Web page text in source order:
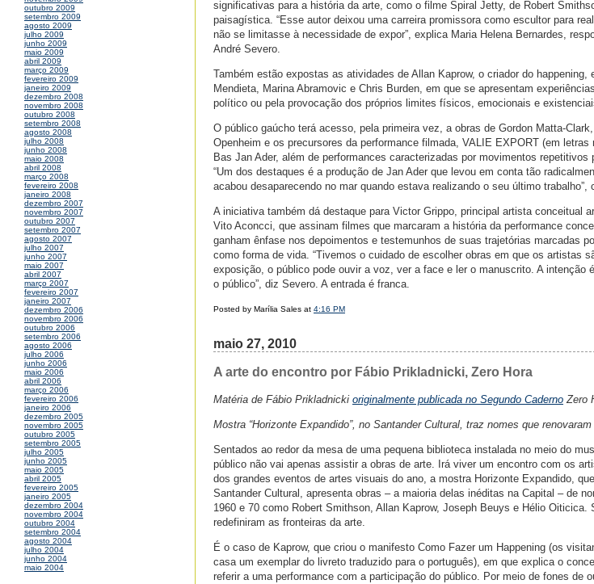
outubro 2009
setembro 2009
agosto 2009
julho 2009
junho 2009
maio 2009
abril 2009
março 2009
fevereiro 2009
janeiro 2009
dezembro 2008
novembro 2008
outubro 2008
setembro 2008
agosto 2008
julho 2008
junho 2008
maio 2008
abril 2008
março 2008
fevereiro 2008
janeiro 2008
dezembro 2007
novembro 2007
outubro 2007
setembro 2007
agosto 2007
julho 2007
junho 2007
maio 2007
abril 2007
março 2007
fevereiro 2007
janeiro 2007
dezembro 2006
novembro 2006
outubro 2006
setembro 2006
agosto 2006
julho 2006
junho 2006
maio 2006
abril 2006
março 2006
fevereiro 2006
janeiro 2006
dezembro 2005
novembro 2005
outubro 2005
setembro 2005
julho 2005
junho 2005
maio 2005
abril 2005
fevereiro 2005
janeiro 2005
dezembro 2004
novembro 2004
outubro 2004
setembro 2004
agosto 2004
julho 2004
junho 2004
maio 2004
significativas para a história da arte, como o filme Spiral Jetty, de Robert
paisagística. “Esse autor deixou uma carreira promissora como escultor para
não se limitasse à necessidade de expor”, explica Maria Helena Bernardes,
André Severo.
Também estão expostas as atividades de Allan Kaprow, o criador do
Mendieta, Marina Abramovic e Chris Burden, em que se apresentam
político ou pela provocação dos próprios limites físicos, emocionais e
O público gaúcho terá acesso, pela primeira vez, a obras de Gordon Matta-
Openheim e os precursores da performance filmada, VALIE EXPORT (em
Bas Jan Ader, além de performances caracterizadas por movimentos repetitivos
“Um dos destaques é a produção de Jan Ader que levou em conta tão
acabou desaparecendo no mar quando estava realizando o seu último trabalho”,
A iniciativa também dá destaque para Victor Grippo, principal artista conceitual
Vito Aconcci, que assinam filmes que marcaram a história da performance
ganham ênfase nos depoimentos e testemunhos de suas trajetórias marcadas
como forma de vida. “Tivemos o cuidado de escolher obras em que os artistas
exposição, o público pode ouvir a voz, ver a face e ler o manuscrito. A intenção
o público”, diz Severo. A entrada é franca.
Posted by Marília Sales at 4:16 PM
maio 27, 2010
A arte do encontro por Fábio Prikladnicki, Zero Hora
Matéria de Fábio Prikladnicki originalmente publicada no Segundo Caderno Zero
Mostra “Horizonte Expandido”, no Santander Cultural, traz nomes que
Sentados ao redor da mesa de uma pequena biblioteca instalada no meio do
público não vai apenas assistir a obras de arte. Irá viver um encontro com os
dos grandes eventos de artes visuais do ano, a mostra Horizonte Expandido,
Santander Cultural, apresenta obras – a maioria delas inéditas na Capital – de
1960 e 70 como Robert Smithson, Allan Kaprow, Joseph Beuys e Hélio Oiticica.
redefiniram as fronteiras da arte.
É o caso de Kaprow, que criou o manifesto Como Fazer um Happening (os
casa um exemplar do livreto traduzido para o português), em que explica o
referir a uma performance com a participação do público. Por meio de fones de